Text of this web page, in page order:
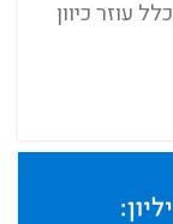
עוזר כיוון